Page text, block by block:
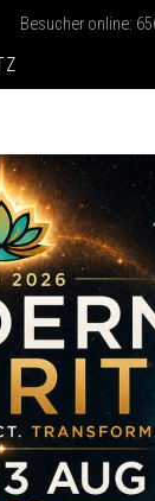
Besucher online: